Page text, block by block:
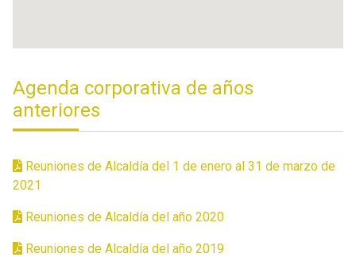
Agenda corporativa de años
anteriores
Reuniones de Alcaldía del 1 de enero al 31 de marzo de
2021
Reuniones de Alcaldía del año 2020
Reuniones de Alcaldía del año 2019